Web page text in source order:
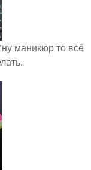
маникюр то всё